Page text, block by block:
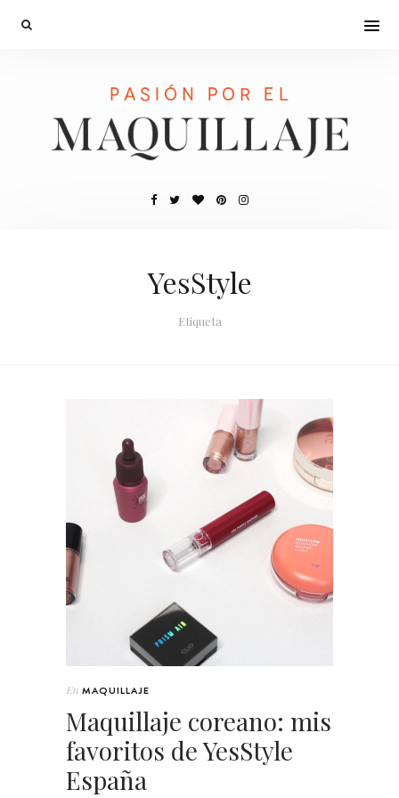
YesStyle
Etiqueta
En MAQUILLAJE
Maquillaje coreano: mis
favoritos de YesStyle
España